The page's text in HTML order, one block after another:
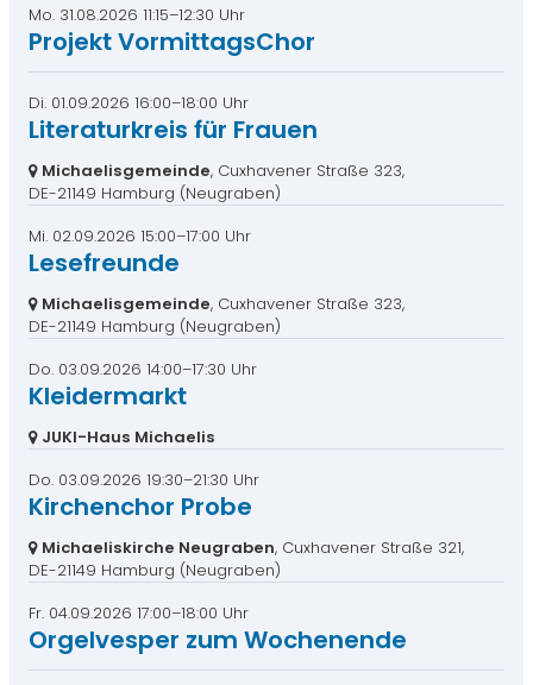
Mo. 31.08.2026 11:15–12:30 Uhr
Projekt VormittagsChor
Di. 01.09.2026 16:00–18:00 Uhr
Literaturkreis für Frauen
Michaelisgemeinde, Cuxhavener Straße 323,
DE-21149 Hamburg (Neugraben)
Mi. 02.09.2026 15:00–17:00 Uhr
Lesefreunde
Michaelisgemeinde, Cuxhavener Straße 323,
DE-21149 Hamburg (Neugraben)
Do. 03.09.2026 14:00–17:30 Uhr
Kleidermarkt
JUKI-Haus Michaelis
Do. 03.09.2026 19:30–21:30 Uhr
Kirchenchor Probe
Michaeliskirche Neugraben, Cuxhavener Straße 321,
DE-21149 Hamburg (Neugraben)
Fr. 04.09.2026 17:00–18:00 Uhr
Orgelvesper zum Wochenende